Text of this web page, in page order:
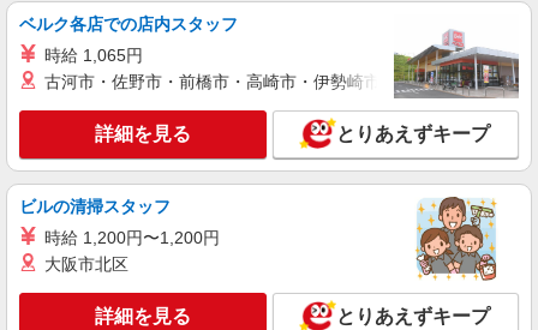
キープ
職業紹介
本厚木駅＊病院の看護助手│シフト相談OK！
経験不問・資格不問◎
時給1550円〜2312円 ＜交通費全支給(ガソリ
ン代含む)＞
厚木市 あさひ公園の近く
詳細を見る
ベルク各店での店内スタッフ
時給 1,065円
古河市・佐野市・前橋市・高崎市・伊勢崎市・太田市・館林市
詳細を見る とりあえずキープ
ビルの清掃スタッフ
時給 1,200円〜1,200円
大阪市北区
詳細を見る とりあえずキープ